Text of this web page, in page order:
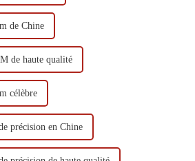
de Chine
de haute qualité
célèbre
précision en Chine